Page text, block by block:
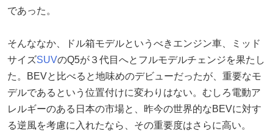
であった。
そんななか、ドル箱モデルというべきエンジン車、ミッド
サイズSUVのQ5が３代目へとフルモデルチェンジを果たし
た。BEVと比べると地味めのデビューだったが、重要なモ
デルであるという位置付けに変わりはない。むしろ電動ア
レルギーのある日本の市場と、昨今の世界的なBEVに対す
る逆風を考慮に入れたなら、その重要度はさらに高い。